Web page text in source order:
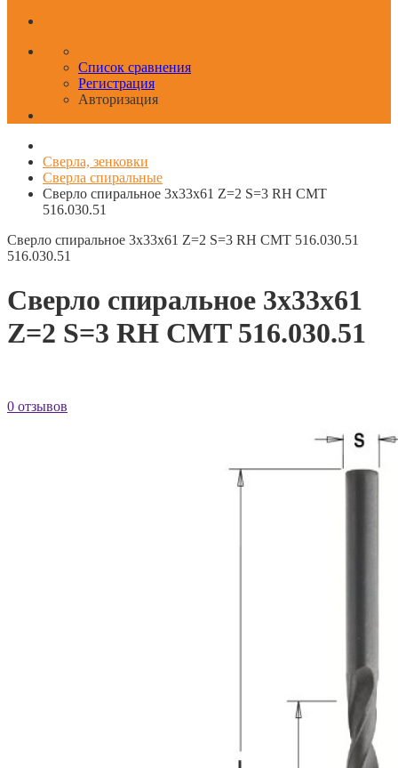
Список сравнения
Регистрация
Авторизация
Сверла, зенковки
Сверла спиральные
Сверло спиральное 3x33x61 Z=2 S=3 RH CMT
516.030.51
Сверло спиральное 3x33x61 Z=2 S=3 RH CMT 516.030.51
516.030.51
Сверло спиральное 3x33x61
Z=2 S=3 RH CMT 516.030.51
0 отзывов